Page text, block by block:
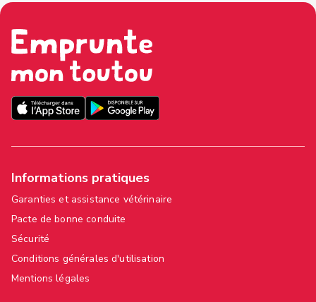
Informations pratiques
Garanties et assistance vétérinaire
Pacte de bonne conduite
Sécurité
Conditions générales d'utilisation
Mentions légales